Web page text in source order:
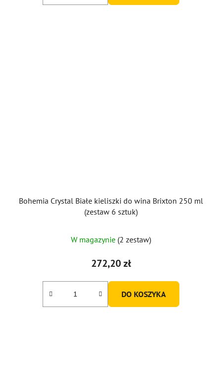
Bohemia Crystal Białe kieliszki do wina Brixton 250 ml
(zestaw 6 sztuk)
ocena
produktu
3,0
W magazynie (2 zestaw)
272,20 zł
DO KOSZYKA